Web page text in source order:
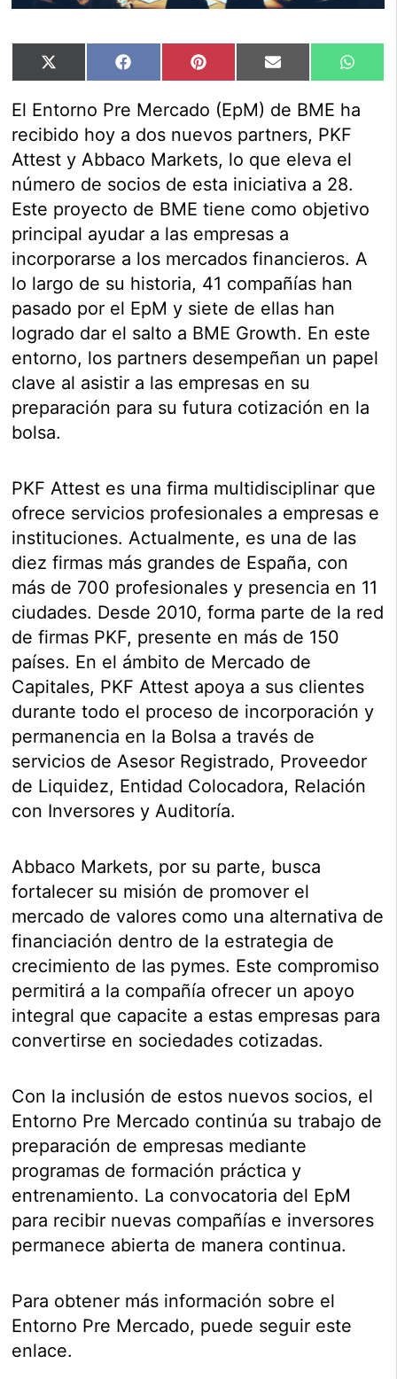
Compartir
en
X
(Twitter)
Compartir
en
Facebook Compartir
en
Pinterest Compartir
en
Email
en
El Entorno Pre Mercado (EpM) de BME ha
recibido hoy a dos nuevos partners, PKF
Attest y Abbaco Markets, lo que eleva el
número de socios de esta iniciativa a 28.
Este proyecto de BME tiene como objetivo
principal ayudar a las empresas a
incorporarse a los mercados financieros. A
lo largo de su historia, 41 compañías han
pasado por el EpM y siete de ellas han
logrado dar el salto a BME Growth. En este
entorno, los partners desempeñan un papel
clave al asistir a las empresas en su
preparación para su futura cotización en la
bolsa.
PKF Attest es una firma multidisciplinar que
ofrece servicios profesionales a empresas e
instituciones. Actualmente, es una de las
diez firmas más grandes de España, con
más de 700 profesionales y presencia en 11
ciudades. Desde 2010, forma parte de la red
de firmas PKF, presente en más de 150
países. En el ámbito de Mercado de
Capitales, PKF Attest apoya a sus clientes
durante todo el proceso de incorporación y
permanencia en la Bolsa a través de
servicios de Asesor Registrado, Proveedor
de Liquidez, Entidad Colocadora, Relación
con Inversores y Auditoría.
Abbaco Markets, por su parte, busca
fortalecer su misión de promover el
mercado de valores como una alternativa de
financiación dentro de la estrategia de
crecimiento de las pymes. Este compromiso
permitirá a la compañía ofrecer un apoyo
integral que capacite a estas empresas para
convertirse en sociedades cotizadas.
Con la inclusión de estos nuevos socios, el
Entorno Pre Mercado continúa su trabajo de
preparación de empresas mediante
programas de formación práctica y
entrenamiento. La convocatoria del EpM
para recibir nuevas compañías e inversores
permanece abierta de manera continua.
Para obtener más información sobre el
Entorno Pre Mercado, puede seguir este
enlace.